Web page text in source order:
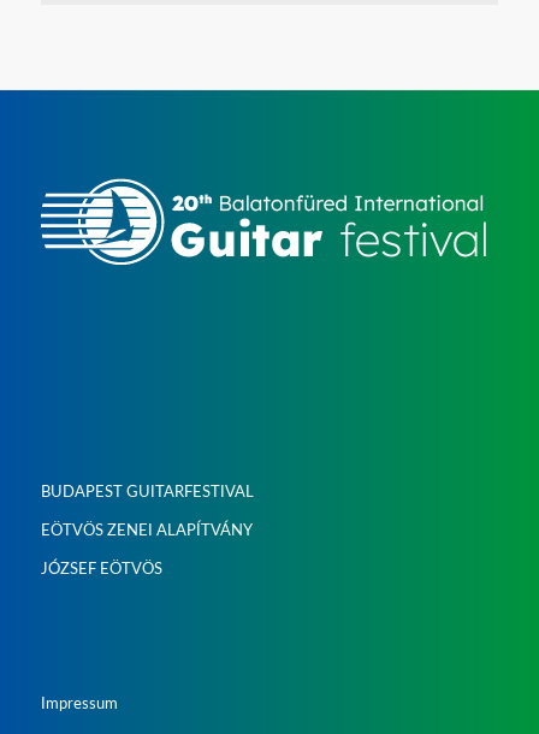
BUDAPEST GUITARFESTIVAL
EÖTVÖS ZENEI ALAPÍTVÁNY
JÓZSEF EÖTVÖS
Impressum